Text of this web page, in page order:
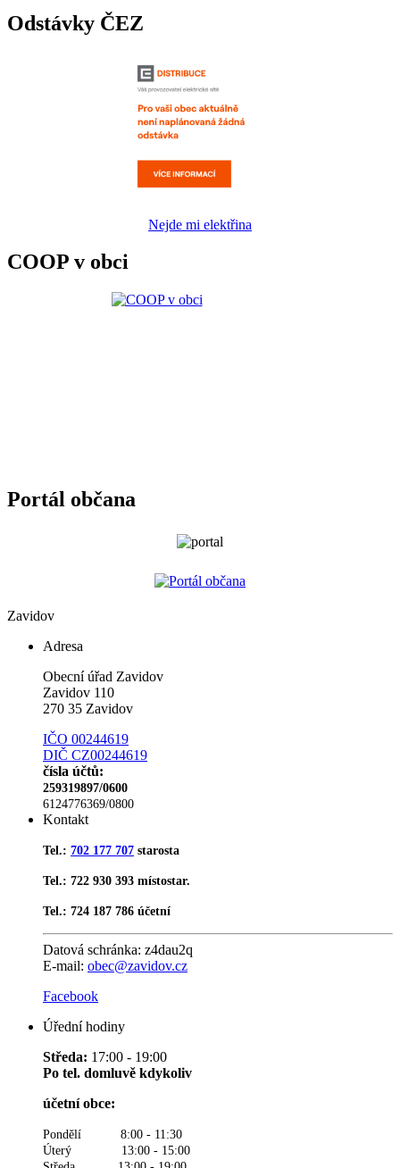
Odstávky ČEZ
Nejde mi elektřina
COOP v obci
Portál občana
Zavidov
Adresa
Obecní úřad Zavidov
Zavidov 110
270 35 Zavidov
IČO 00244619
DIČ CZ00244619
čísla účtů:
259319897/0600
6124776369/0800
Kontakt
Tel.: 702 177 707 starosta
Tel.: 722 930 393 místostar.
Tel.: 724 187 786 účetní
Datová schránka: z4dau2q
E-mail: obec@zavidov.cz
Facebook
Úřední hodiny
Středa: 17:00 - 19:00
Po tel. domluvě kdykoliv
účetní obce:
Pondělí 8:00 - 11:30
Úterý 13:00 - 15:00